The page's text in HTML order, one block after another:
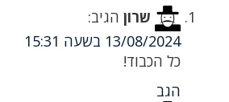
שרון הגיב:
13/08/2024 בשעה 15:31
כל הכבוד!
הגב